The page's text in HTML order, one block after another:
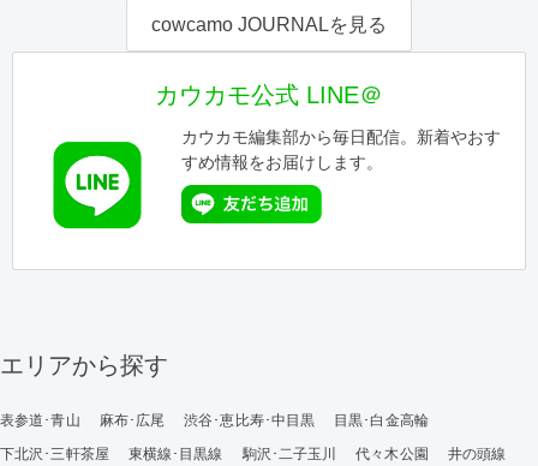
cowcamo JOURNALを見る
カウカモ公式 LINE＠
カウカモ編集部から毎日配信。新着やおす
すめ情報をお届けします。
エリアから探す
表参道･青山 麻布･広尾 渋谷･恵比寿･中目黒
目黒･白金高輪
下北沢･三軒茶屋
東横線･目黒線 駒沢･二子玉川 代々木公園
井の頭線